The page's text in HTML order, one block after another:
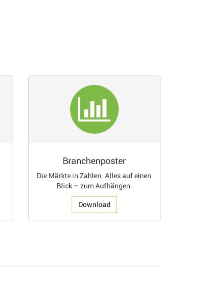
Branchenposter
Die Märkte in Zahlen. Alles auf einen
Blick – zum Aufhängen.
Download